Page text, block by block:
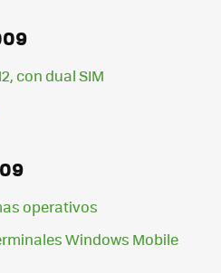
con dual SIM
operativos
Windows Mobile